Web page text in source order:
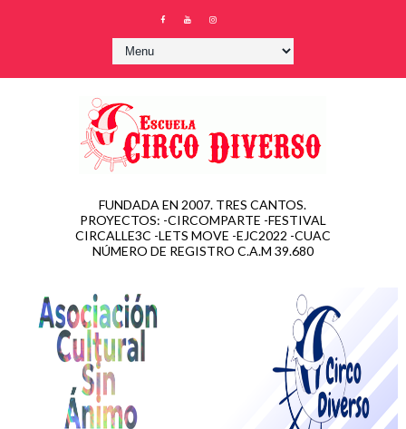
FUNDADA EN 2007. TRES CANTOS.
PROYECTOS: -CIRCOMPARTE -FESTIVAL
CIRCALLE3C -LETS MOVE -EJC2022 -CUAC
NÚMERO DE REGISTRO C.A.M 39.680